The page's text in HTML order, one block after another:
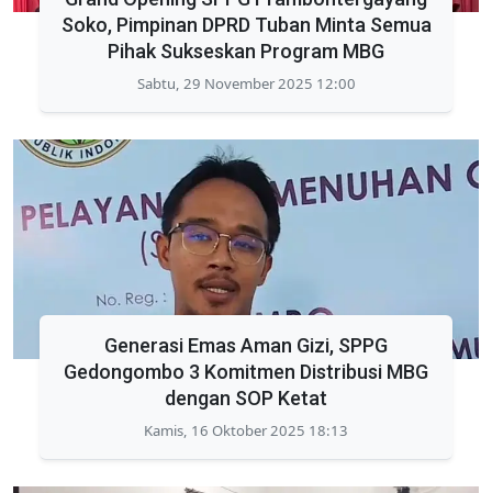
Soko, Pimpinan DPRD Tuban Minta Semua
Pihak Sukseskan Program MBG
Sabtu, 29 November 2025 12:00
Generasi Emas Aman Gizi, SPPG
Gedongombo 3 Komitmen Distribusi MBG
dengan SOP Ketat
Kamis, 16 Oktober 2025 18:13